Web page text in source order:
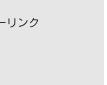
リンク